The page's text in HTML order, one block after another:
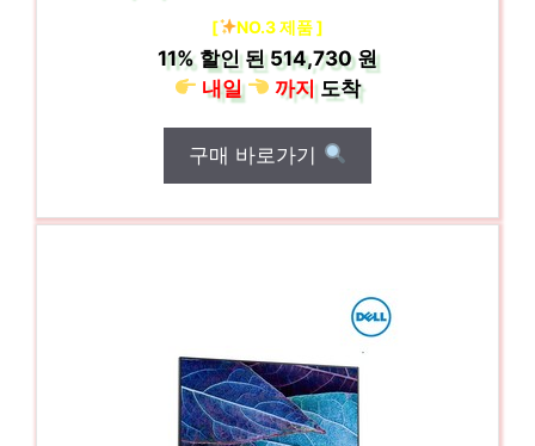
[ NO.3 제품 ]
11% 할인 된514,730 원
내일
까지도착
구매 바로가기